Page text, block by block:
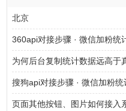
北京
360api对接步骤 · 微信加粉统
为何后台复制统计数据远高于
搜狗api对接步骤 · 微信加粉统
页面其他按钮、图片如何接入